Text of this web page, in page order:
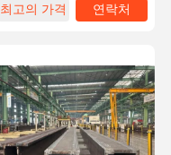
최고의 가격
연락처